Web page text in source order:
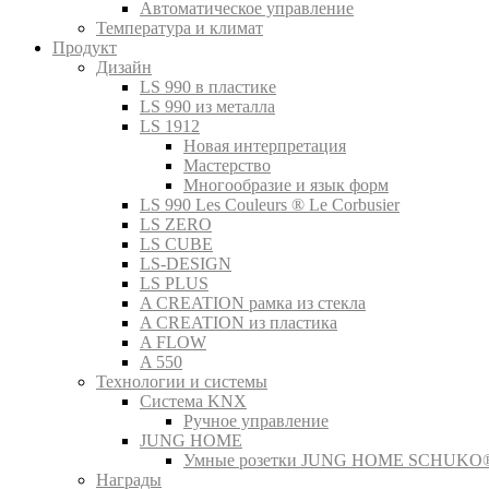
Автоматическое управление
Температура и климат
Продукт
Дизайн
LS 990 в пластике
LS 990 из металла
LS 1912
Новая интерпретация
Мастерство
Многообразие и язык форм
LS 990 Les Couleurs ® Le Corbusier
LS ZERO
LS CUBE
LS-DESIGN
LS PLUS
A CREATION рамка из стекла
A CREATION из пластика
A FLOW
A 550
Технологии и системы
Система KNX
Ручное управление
JUNG HOME
Умные розетки JUNG HOME
Награды